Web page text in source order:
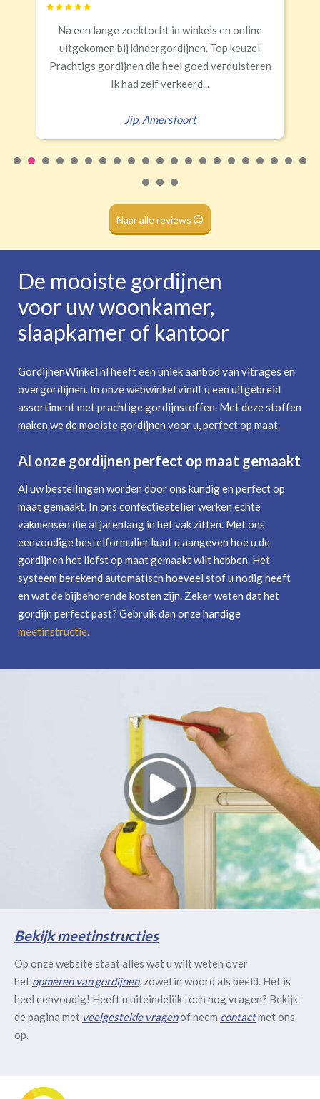
(wave plooi)
Roede
(tunnel)
(dubbele tunnel)
Half verduisterend Volledige verduisterend
€34,95 per stuk
in winkels en online
Top keuze!
die heel goed verduisteren
Snelle levering,
Naar alle reviews
De mooiste gordijnen
voor uw woonkamer,
slaapkamer of kantoor
GordijnenWinkel.nl heeft een uniek aanbod van vitrages en
overgordijnen. In onze webwinkel vindt u een uitgebreid
assortiment met prachtige gordijnstoffen. Met deze stoffen
maken we de mooiste gordijnen voor u, perfect op maat.
Al onze gordijnen perfect op maat gemaakt
Al uw bestellingen worden door ons kundig en perfect op
maat gemaakt. In ons confectieatelier werken echte
vakmensen die al jarenlang in het vak zitten. Met ons
eenvoudige bestelformulier kunt u aangeven hoe u de
gordijnen het liefst op maat gemaakt wilt hebben. Het
systeem berekend automatisch hoeveel stof u nodig heeft
en wat de bijbehorende kosten zijn. Zeker weten dat het
gordijn perfect past? Gebruik dan onze handige
meetinstructie.
Bekijk meetinstructies
Op onze website staat alles wat u wilt weten over
het opmeten van gordijnen, zowel in woord als beeld. Het is
heel eenvoudig! Heeft u uiteindelijk toch nog vragen? Bekijk
de pagina met veelgestelde vragenof neem contactmet ons
op.